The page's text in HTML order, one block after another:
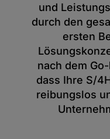
und
durch den
ersten
nach dem
dass Ihre S/
reibungslos